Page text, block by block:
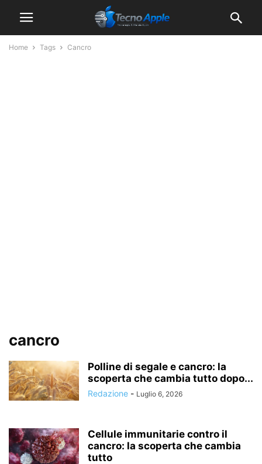
Home Tags Cancro
cancro
Polline di segale e cancro: la
scoperta che cambia tutto dopo...
Redazione - Luglio 6, 2026
Cellule immunitarie contro il
cancro: la scoperta che cambia
tutto